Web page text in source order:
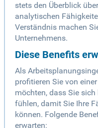
stets den Überblick
analytischen
Verständnis machen
Unternehmens.
Diese Benefits
Als
profitieren Sie von
möchten, dass Sie
fühlen, damit Sie Ihre
können. Folgende
erwarten: